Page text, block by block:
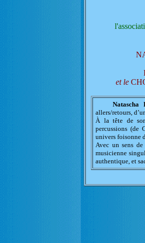
et le
Natascha
allers/retours,
À la tête de
percussions (de
univers foisonne
Avec un sens
musicienne
authentique, et